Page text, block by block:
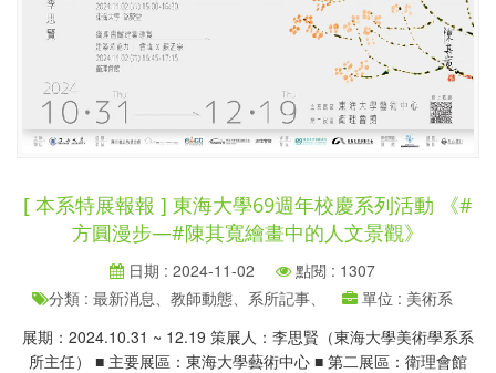
[ 本系特展報報 ] 東海大學69週年校慶系列活動 《#
方圓漫步—#陳其寬繪畫中的人文景觀》
日期 : 2024-11-02
點閱 : 1307
分類 : 最新消息、教師動態、系所記事、
單位 : 美術系
展期：2024.10.31 ~ 12.19 策展人：李思賢（東海大學美術學系系
所主任） ■ 主要展區：東海大學藝術中心 ■ 第二展區：衛理會館